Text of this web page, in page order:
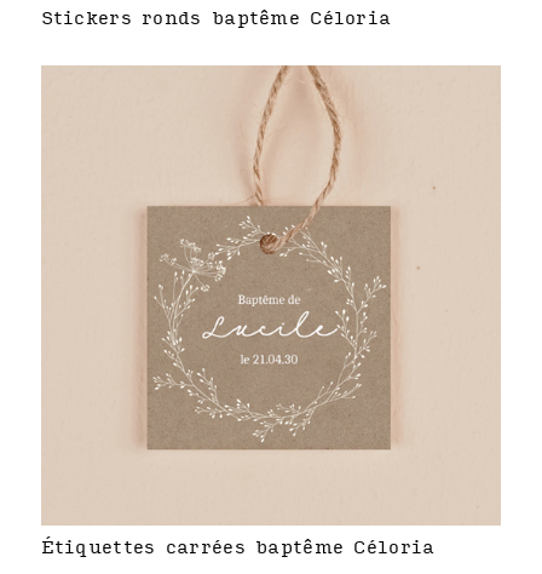
Stickers ronds baptême Céloria
Étiquettes carrées baptême Céloria